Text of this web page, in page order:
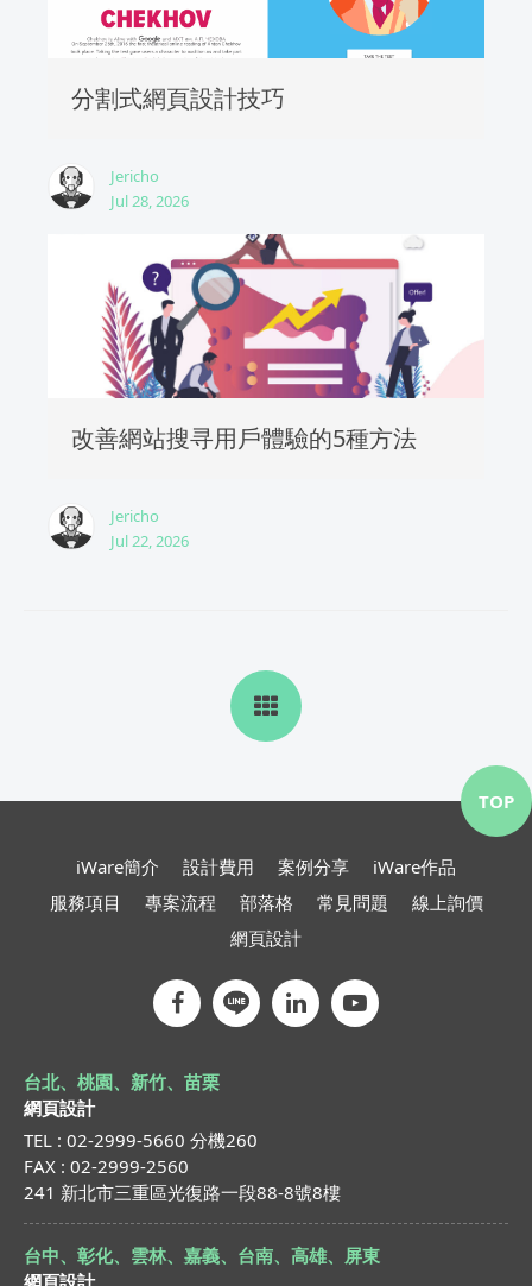
分割式網頁設計技巧
Jericho
Jul 28, 2026
改善網站搜寻用戶體驗的5種方法
Jericho
Jul 22, 2026
iWare簡介 設計費用 案例分享
iWare作品
服務項目
專案流程 部落格 常見問題
線上詢價
網頁設計
台北、桃園、新竹、苗栗
網頁設計
TEL : 02-2999-5660 分機260
FAX : 02-2999-2560
241 新北市三重區光復路一段88-8號8樓
台中、彰化、雲林、嘉義、台南、高雄、屏東
網頁設計
TOP